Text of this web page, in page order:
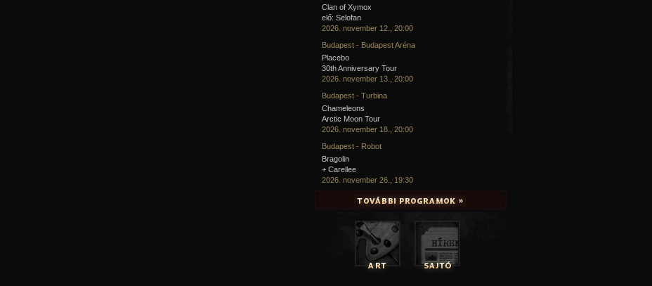
Clan of Xymox
elő: Selofan
2026. november 12., 20:00
Budapest - Budapest Aréna
Placebo
30th Anniversary Tour
2026. november 13., 20:00
Budapest - Turbina
Chameleons
Arctic Moon Tour
2026. november 18., 20:00
Budapest - Robot
Bragolin
+ Carellee
2026. november 26., 19:30